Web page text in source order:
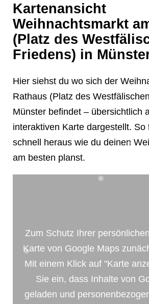
Kartenansicht
Weihnachtsmarkt
(Platz des
Friedens) in
Hier siehst du wo sich der
Rathaus (Platz des
Münster befindet – übersichtlich
interaktiven Karte dargestellt. So
schnell heraus wie du deinen
am besten planst.
Zum Schutz Ihrer
Karte von Google Maps
Mit einem Klick auf "Karte
Sie ein, dass Inhalte von
geladen und